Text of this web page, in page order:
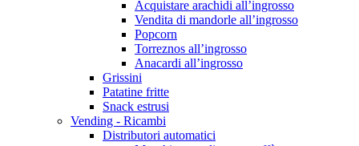
Acquistare arachidi all’ingrosso
Vendita di mandorle all’ingrosso
Popcorn
Torreznos all’ingrosso
Anacardi all’ingrosso
Grissini
Patatine fritte
Snack estrusi
Vending - Ricambi
Distributori automatici